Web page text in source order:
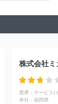
扶桑電通株式会
会社
社
丸文株式
高千穂交易株式会
社
株式会社
アビリティ株
株式会社
業界： サービス(
本社： 福岡県